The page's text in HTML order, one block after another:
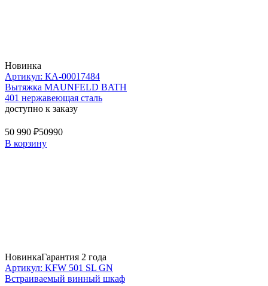
Новинка
Артикул: КА-00017484
Вытяжка MAUNFELD BATH
401 нержавеющая сталь
доступно к заказу
50 990 ₽50990
В корзину
НовинкаГарантия 2 года
Артикул: KFW 501 SL GN
Встраиваемый винный шкаф